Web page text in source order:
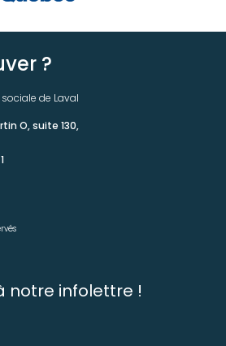
?
de Laval
O, suite 130,
notre infolettre !